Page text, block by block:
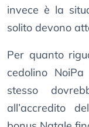
invece è la
solito devono
Per quanto
cedolino
stesso
all’accredito